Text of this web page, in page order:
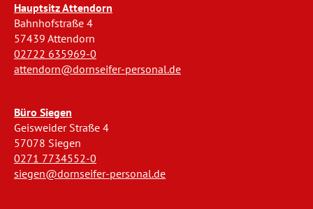
Hauptsitz Attendorn
Bahnhofstraße 4
57439 Attendorn
02722 635969-0
attendorn@dornseifer-personal.de
Büro Siegen
Geisweider Straße 4
57078 Siegen
0271 7734552-0
siegen@dornseifer-personal.de